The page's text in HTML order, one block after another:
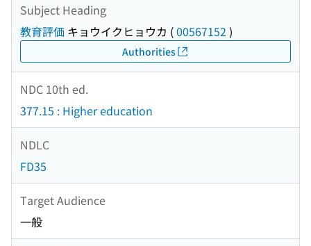
Subject Heading
教育評価 キョウイクヒョウカ (00567152 )
Authorities
NDC 10th ed.
377.15 : Higher education
NDLC
FD35
Target Audience
一般